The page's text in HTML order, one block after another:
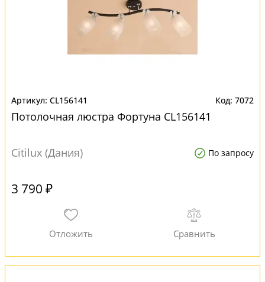
CL156141 7072
Потолочная люстра Фортуна CL156141
Citilux (Дания) По запросу
3 790 ₽